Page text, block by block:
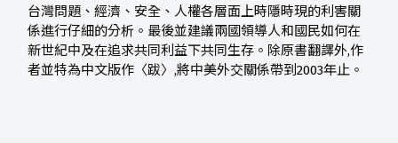
台灣問題、經濟、安全、人權各層面上時隱時現的利害關
係進行仔細的分析。最後並建議兩國領導人和國民如何在
新世紀中及在追求共同利益下共同生存。除原書翻譯外,作
者並特為中文版作〈跋〉,將中美外交關係帶到2003年止。